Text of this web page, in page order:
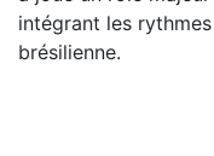
intégrant les
brésilienne.